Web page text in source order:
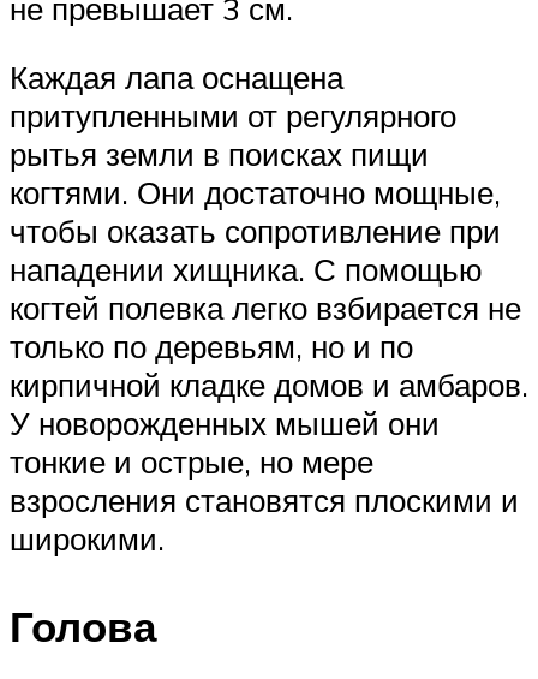
не превышает 3 см.
Каждая лапа оснащена
притупленными от регулярного
рытья земли в поисках пищи
когтями. Они достаточно мощные,
чтобы оказать сопротивление при
нападении хищника. С помощью
когтей полевка легко взбирается не
только по деревьям, но и по
кирпичной кладке домов и амбаров.
У новорожденных мышей они
тонкие и острые, но мере
взросления становятся плоскими и
широкими.
Голова